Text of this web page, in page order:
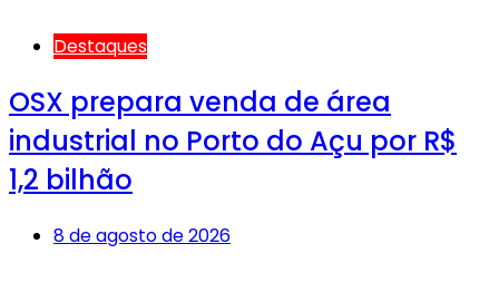
Destaques
OSX prepara venda de área
industrial no Porto do Açu por R$
1,2 bilhão
8 de agosto de 2026